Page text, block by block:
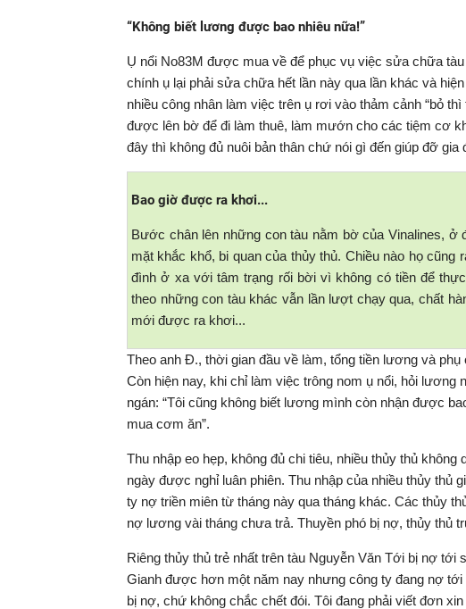
“Không biết lương được bao nhiêu nữa!”
Ụ nổi No83M được mua về để phục vụ việc sửa chữa
chính ụ lại phải sửa chữa hết lần này qua lần khác và
nhiều công nhân làm việc trên ụ rơi vào thảm cảnh “bỏ
được lên bờ để đi làm thuê, làm mướn cho các tiệm cơ
đây thì không đủ nuôi bản thân chứ nói gì đến giúp đỡ gia
Bao giờ được ra khơi...
Bước chân lên những con tàu nằm bờ của Vinalines, ở
mặt khắc khổ, bi quan của thủy thủ. Chiều nào họ cũng
đình ở xa với tâm trạng rối bời vì không có tiền để
theo những con tàu khác vẫn lần lượt chạy qua, chất
mới được ra khơi...
Theo anh Đ., thời gian đầu về làm, tổng tiền lương và
Còn hiện nay, khi chỉ làm việc trông nom ụ nổi, hỏi
ngán: “Tôi cũng không biết lương mình còn nhận được
mua cơm ăn”.
Thu nhập eo hẹp, không đủ chi tiêu, nhiều thủy thủ
ngày được nghỉ luân phiên. Thu nhập của nhiều thủy thủ
ty nợ triền miên từ tháng này qua tháng khác. Các thủy
nợ lương vài tháng chưa trả. Thuyền phó bị nợ, thủy thủ
Riêng thủy thủ trẻ nhất trên tàu Nguyễn Văn Tới bị nợ tới
Gianh được hơn một năm nay nhưng công ty đang nợ
bị nợ, chứ không chắc chết đói. Tôi đang phải viết đơn